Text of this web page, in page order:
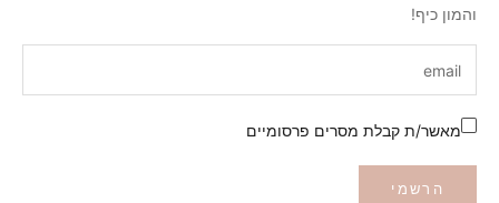
מולטי פיגמנט #20
והמון כיף!
מאשר/ת קבלת מסרים פרסומיים
הרשמי